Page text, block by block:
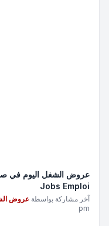
Jobs Emploi
آخر مشاركة بواسطة عروض
pm